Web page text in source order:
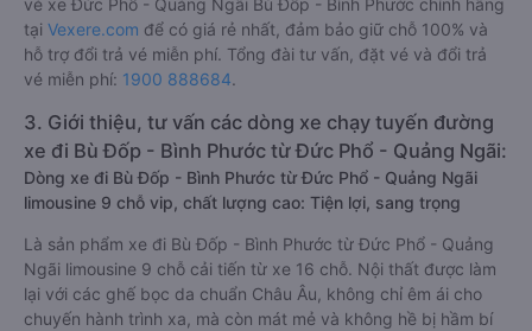
vé xe Đức Phổ - Quảng Ngãi Bù Đốp - Bình Phước chính hãng
tại Vexere.com để có giá rẻ nhất, đảm bảo giữ chỗ 100% và
hỗ trợ đổi trả vé miễn phí. Tổng đài tư vấn, đặt vé và đổi trả
vé miễn phí: 1900 888684.
3. Giới thiệu, tư vấn các dòng xe chạy tuyến đường
xe đi Bù Đốp - Bình Phước từ Đức Phổ - Quảng Ngãi:
Dòng xe đi Bù Đốp - Bình Phước từ Đức Phổ - Quảng Ngãi
limousine 9 chỗ vip, chất lượng cao: Tiện lợi, sang trọng
Là sản phẩm xe đi Bù Đốp - Bình Phước từ Đức Phổ - Quảng
Ngãi limousine 9 chỗ cải tiến từ xe 16 chỗ. Nội thất được làm
lại với các ghế bọc da chuẩn Châu Âu, không chỉ êm ái cho
chuyến hành trình xa, mà còn mát mẻ và không hề bị hầm bí